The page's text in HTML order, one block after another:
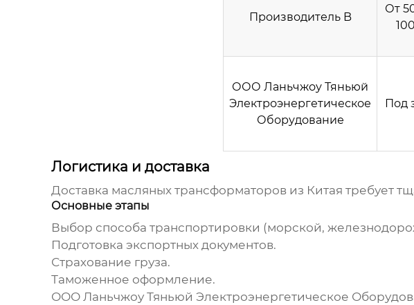
Производитель B
От
ООО Ланьчжоу Тяньюй
Электроэнергетическое
Оборудование
Под
Логистика и доставка
Доставка масляных трансформаторовиз Китая требует
Основные этапы
Выбор способа транспортировки (морской,
Подготовка экспортных документов.
Страхование груза.
Таможенное оформление.
ООО Ланьчжоу Тяньюй Электроэнергетическое